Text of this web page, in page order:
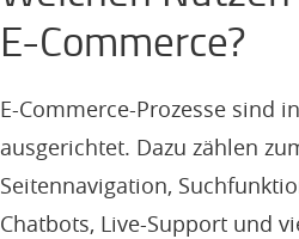
E-Commerce?
E-Commerce-Prozesse sind
ausgerichtet. Dazu zählen
Seitennavigation,
Chatbots, Live-Support und